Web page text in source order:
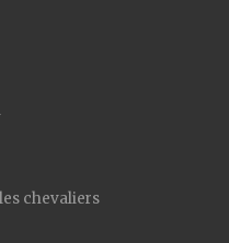
chevaliers